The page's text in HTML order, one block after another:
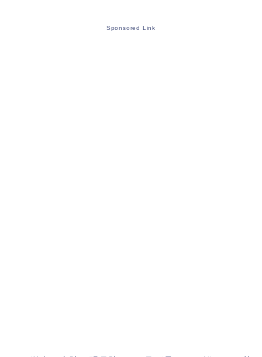
Sponsored Link